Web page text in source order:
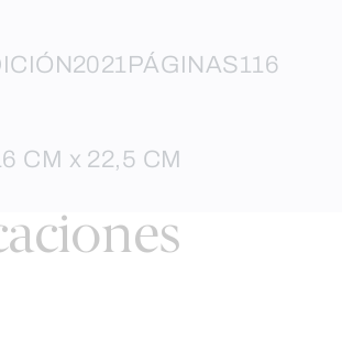
2021PÁGINAS116
CM x 22,5 CM